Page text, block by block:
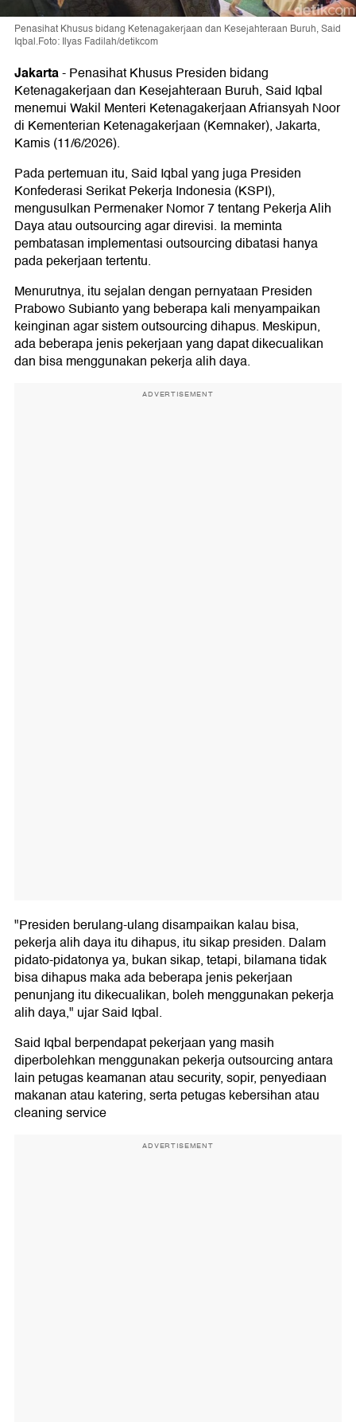
Penasihat Khusus bidang Ketenagakerjaan dan Kesejahteraan Buruh, Said
Iqbal.Foto: Ilyas Fadilah/detikcom
Jakarta-Penasihat Khusus Presiden bidang
Ketenagakerjaan dan Kesejahteraan Buruh, Said Iqbal
menemui Wakil Menteri Ketenagakerjaan Afriansyah Noor
di Kementerian Ketenagakerjaan (Kemnaker), Jakarta,
Kamis (11/6/2026).
Pada pertemuan itu, Said Iqbal yang juga Presiden
Konfederasi Serikat Pekerja Indonesia (KSPI),
mengusulkan Permenaker Nomor 7 tentang Pekerja Alih
Daya atau outsourcing agar direvisi. Ia meminta
pembatasan implementasi outsourcing dibatasi hanya
pada pekerjaan tertentu.
Menurutnya, itu sejalan dengan pernyataan Presiden
Prabowo Subianto yang beberapa kali menyampaikan
keinginan agar sistem outsourcing dihapus. Meskipun,
ada beberapa jenis pekerjaan yang dapat dikecualikan
dan bisa menggunakan pekerja alih daya.
ADVERTISEMENT
"Presiden berulang-ulang disampaikan kalau bisa,
pekerja alih daya itu dihapus, itu sikap presiden. Dalam
pidato-pidatonya ya, bukan sikap, tetapi, bilamana tidak
bisa dihapus maka ada beberapa jenis pekerjaan
penunjang itu dikecualikan, boleh menggunakan pekerja
alih daya," ujar Said Iqbal.
Said Iqbal berpendapat pekerjaan yang masih
diperbolehkan menggunakan pekerja outsourcing antara
lain petugas keamanan atau security, sopir, penyediaan
makanan atau katering, serta petugas kebersihan atau
cleaning service
ADVERTISEMENT